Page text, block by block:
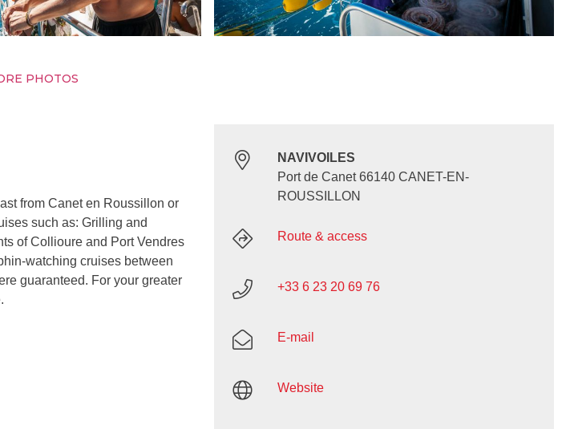
PHOTOS
from Canet en Roussillon or
such as: Grilling and
of Collioure and Port Vendres
watching cruises between
guaranteed. For your greater
NAVIVOILES
Port de Canet 66140 CANET-EN-
ROUSSILLON
Route & access
+33 6 23 20 69 76
E-mail
Website